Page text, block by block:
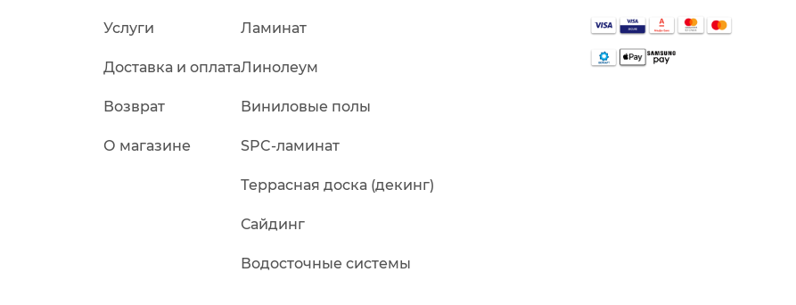
Услуги
Доставка и оплата
Возврат
О магазине
Ламинат
Линолеум
Виниловые полы
SPC-ламинат
Террасная доска (декинг)
Сайдинг
Водосточные системы